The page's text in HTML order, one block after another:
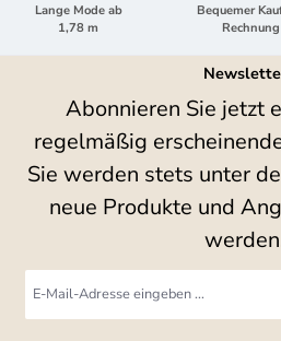
Lange Mode ab
1,78 m
Bequemer
Rechnung
Abonnieren Sie jetzt
regelmäßig
Sie werden stets unter
neue Produkte und
Mail-